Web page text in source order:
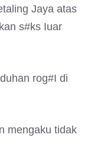
Jaya atas
s#ks Iuar
rog#I di
mengaku tidak